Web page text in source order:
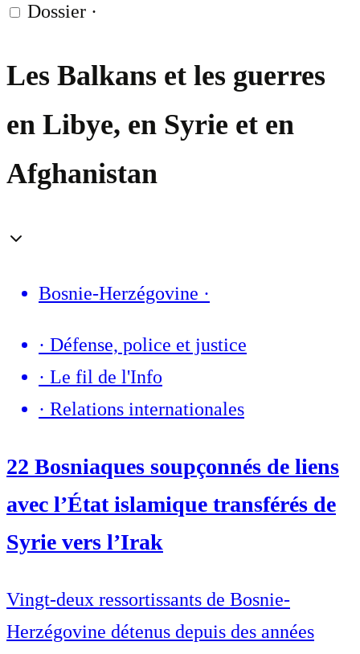
Dossier ·
Les Balkans et les guerres
en Libye, en Syrie et en
Afghanistan
Bosnie-Herzégovine ·
· Défense, police et justice
· Le fil de l'Info
· Relations internationales
22 Bosniaques soupçonnés de liens
avec l’État islamique transférés de
Syrie vers l’Irak
Vingt-deux ressortissants de Bosnie-
Herzégovine détenus depuis des années